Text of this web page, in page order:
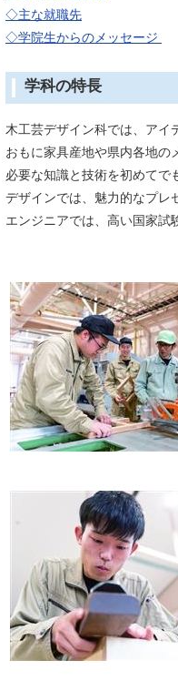
◇主な就職先
◇学院生からのメッセージ
学科の特長
木工芸デザイン科では、アイ
おもに家具産地や県内各地の
必要な知識と技術を初めてで
デザインでは、魅力的なプレ
エンジニアでは、高い国家試